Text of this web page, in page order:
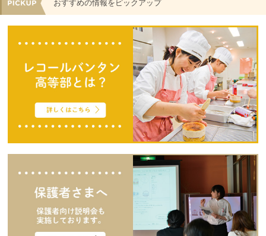
おすすめの情報をピックアップ